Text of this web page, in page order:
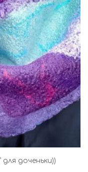
доченьки))